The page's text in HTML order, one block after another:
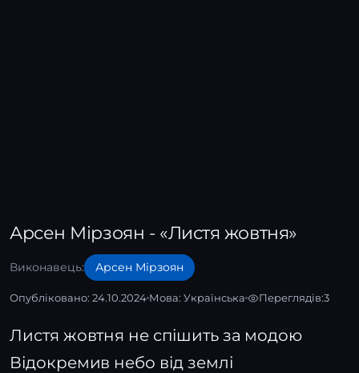
Арсен Мірзоян - «Листя жовтня»
Виконавець: Арсен Мірзоян
Опубліковано: 24.10.2024 Мова: Українська Переглядів:3
Листя жовтня не спішить за модою
Відокремив небо від землі